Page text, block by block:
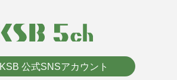
KSB 公式SNSアカウント